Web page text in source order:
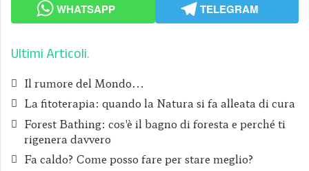
WHATSAPP
TELEGRAM
Ultimi Articoli
Il rumore del Mondo...
La fitoterapia: quando la Natura si fa alleata di cura
Forest Bathing: cos'è il bagno di foresta e perché ti
rigenera davvero
Fa caldo? Come posso fare per stare meglio?